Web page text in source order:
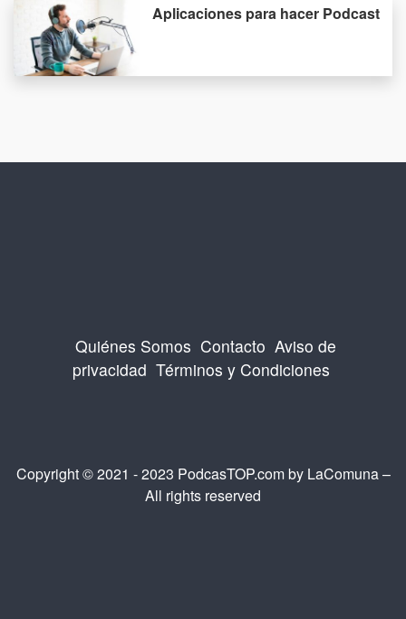
Aplicaciones para hacer Podcast
Quiénes Somos Contacto Aviso de
privacidad Términos y Condiciones
Copyright © 2021 - 2023 PodcasTOP.com by LaComuna–
All rights reserved